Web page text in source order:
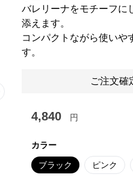
slide
バレリーナをモチーフに
添えます。
コンパクトながら使いや
す。
ご注文確
4,840 円
カラー
ブラック ピンク